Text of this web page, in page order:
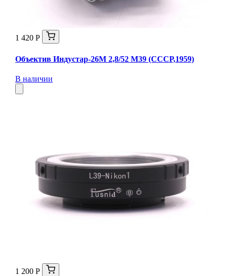
1 420 Р
Объектив Индустар-26М 2,8/52 М39 (СССР,1959)
В наличии
1 200 Р